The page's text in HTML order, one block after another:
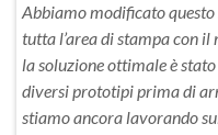
Abbiamo modificato questo
tutta l’area di stampa con
la soluzione ottimale è
diversi prototipi prima di
stiamo ancora lavorando